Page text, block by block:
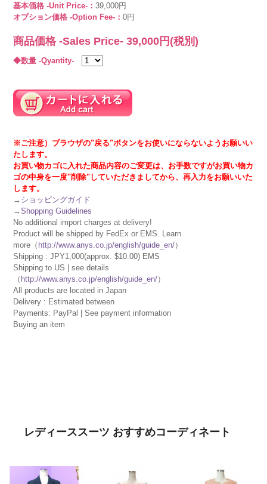
基本価格 -Unit Price-：39,000円
オプション価格 -Option Fee-：0円
商品価格 -Sales Price-39,000 円(税別)
◆数量 -Qyantity-
※ご注意）ブラウザの"戻る"ボタンをお使いにならないようお願いい
たします。
お買い物カゴに入れた商品内容のご変更は、お手数ですがお買い物カ
ゴの中身を一度"削除"していただきましてから、再入力をお願いいた
します。
→ ショッピングガイド
→Shopping Guidelines
No additional import charges at delivery!
Product will be shipped by FedEx or EMS. Learn
more（ http://www.anys.co.jp/english/guide_en/）
Shipping : JPY1,000(approx. $10.00) EMS
Shipping to US | see details
（ http://www.anys.co.jp/english/guide_en/）
All products are located in Japan
Delivery : Estimated between
Payments: PayPal | See payment information
Buying an item
レディーススーツ おすすめコーディネート